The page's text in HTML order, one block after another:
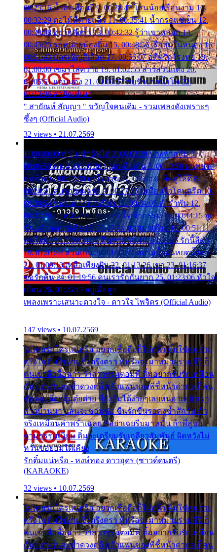
00:25:16 น้ำลงเดือนยี่ 9. 00:28:47 โสนน้อยเรือนงาม 10.
00:32:29 ตอไม้ที่ตายแล้ว 11. 00:35:41 น้ำกรดแช่เย็น 12.
00:39:08 อยากฟังซ้ำ 13. 00:42:32 รู้ว่าเขาหลอก 14.
00:45:25 รอหน่อยน้องติ๋ม 15. 00:48:56 เรือล่มในหนอง 16.
00:51:43 บัตรเชิญสีเลือด 17. 00:56:07 อดีตรักโรงทอ 18.
01:00:00 เขมรไล่ควาย 19. 01:02:55 สาวสวนแตง 20.
01:05:51 แอบมอง 21. 01:09:27 พบรักปากน้ำโพ 22.
01:13:06 สายัณห์เมา
" สายัณห์ สัญญา " ขวัญใจคนเดิม - รวมเพลงดังเพราะๆ
ซึ้งๆ (Official Audio)
32 views • 21.07.2569
1. 00:00:00 ทำไมทำฉันได้ 2. 00:03:20 นางฟ้าสลัม 3.
00:06:50 คน 4. 00:10:36 บุญเหลือเกิน 5. 00:13:58 ฝนหยาด
สุดท้าย 6. 00:17:30 ยาใจยาจก 7. 00:20:30 คิดดูให้ดี 8.
00:24:21 ลบรอยแผลรัก 9. 00:27:35 เหมือนใจโดนกรีด 10.
00:30:54 ขบวนการเปาเปียว 11. 00:34:05 คำรำพัน 12.
00:37:20 ปาหนัน 13. 00:40:37 ใจเจ้ากรรม 14. 00:44:15 จูบ
ฉันแล้วจงตายเสีย 15. 00:47:24 ขอสูมาเต๊อะ 16. 00:51:11
คนใจมาร 17. 00:54:50 คืนทรมาน 18. 00:58:25 รักนี้สีดำ
19. 01:01:44 ส่วนเกิน 20. 01:05:42 หยาดน้ำฝนหยดน้ำตา
21. 01:09:13 เหลือเพียงฝัน 22. 01:13:26 เขา 23. 01:16:37
ขอรักคืน 24. 01:19:56 คนเรารักกันยาก 25. 01:23:06 หัวใจ
เถื่อน 26. 01:26:45 อยู่เพื่อลูก
เพลงเพราะเสนาะดวงใจ - ดาวใจ ไพจิตร (Official Audio)
147 views • 10.07.2569
ไม่เคยรักใครแน่หรือ อยากเชื่อถือก็ไม่กล้า ติ๋มใช่คนสวย
ตรึงใจ ติ๋มใช่งามซึ้งตรึงตรา พี่หรือจะมาหมายร่วมชีวี ก็
คนเขาลืออื้อฉาว ว่าสาวๆรุมตอมพี่ ติ๋มอยากรับรักเหมือน
กัน แต่หวั่นจะช้ำดวงฤดี กลัวแฟนของพี่ชี้หน้าด่าทอ ก็คน
ชื่อต๋อยต้อยตุ้มตุ๋ยต่าย พี่ยังลืมได้ง่ายๆเลยหนอ แค่ตัวเรา
สาวบ้านนา แสนจะซอมซ่อ ขืนรักขืนรอคงช้ำสักวัน ถ้า
จริงเหมือนคำพร่ำเฉลย พี่อย่าเฉยรีบมาหมั้น ถ้าพี่สู่ขอ
ตามธรรมเนียม ติ๋มจะเตรียมรับเกลียวสัมพันธ์ ผิดหวังไม่
หวั่นขอยอมได้เคียง
รักติ๋มแน่หรือ - หงษ์ทอง ดาวอุดร (ซาวด์ดนตรี)
(KARAOKE)
32 views • 10.07.2569
ไม่เคยรักใครแน่หรือ อยากเชื่อถือก็ไม่กล้า ติ๋มใช่คนสวย
ตรึงใจ ติ๋มใช่งามซึ้งตรึงตรา พี่หรือจะมาหมายร่วมชีวี ก็
คนเขาลืออื้อฉาว ว่าสาวๆรุมตอมพี่ ติ๋มอยากรับรักเหมือน
กัน แต่หวั่นจะช้ำดวงฤดี กลัวแฟนของพี่ชี้หน้าด่าทอ ก็คน